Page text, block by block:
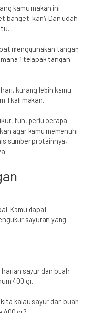
kamu makan ini
banget, kan? Dan udah
menggunakan tangan
1 telapak tangan
kurang lebih kamu
1 kali makan.
tuh, perlu berapa
agar kamu memenuhi
sumber proteinnya,
Kamu dapat
sayuran yang
sayur dan buah
400 gr.
kalau sayur dan buah